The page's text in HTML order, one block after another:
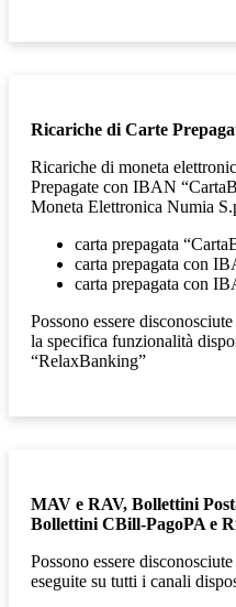
Ricariche di Carte
Ricariche di moneta
Prepagate con IBAN
Moneta Elettronica Numia
carta prepagata
carta prepagata con
carta prepagata con
Possono essere
la specifica funzionalità
“RelaxBanking”
MAV e RAV, Bollettini
Bollettini CBill-PagoPA e
Possono essere
eseguite su tutti i canali